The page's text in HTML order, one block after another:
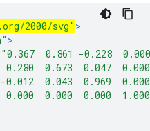
2000/svg" >
>
"0.367  0.861 -0.228
0.000
0.000
1.000